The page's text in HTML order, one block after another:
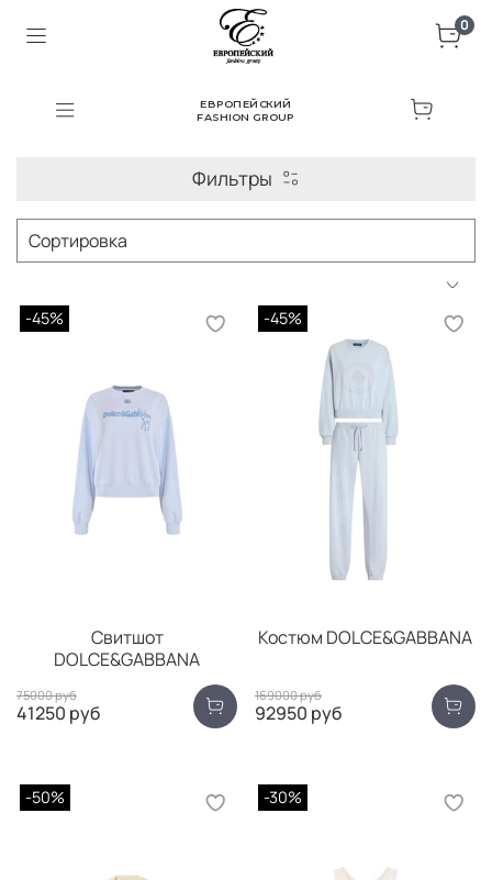
0
ЕВРОПЕЙСКИЙ
FASHION GROUP
Фильтры
-45%
Свитшот
DOLCE&GABBANA
75000 руб
41250 руб
-45%
Костюм DOLCE&GABBANA
169000 руб
92950 руб
-50% -30%